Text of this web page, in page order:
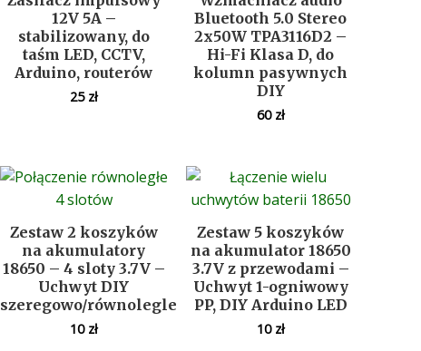
12V 5A –
stabilizowany, do
taśm LED, CCTV,
Arduino, routerów
25 zł
Bluetooth 5.0 Stereo
2x50W TPA3116D2 –
Hi-Fi Klasa D, do
kolumn pasywnych
DIY
60 zł
Zestaw 2 koszyków
na akumulatory
18650 – 4 sloty 3.7V –
Uchwyt DIY
szeregowo/równolegle
10 zł
Zestaw 5 koszyków
na akumulator 18650
3.7V z przewodami –
Uchwyt 1-ogniwowy
PP, DIY Arduino LED
10 zł